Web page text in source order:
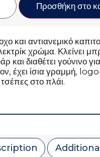
Προσθήκη στο
και αντιανεμικό
χρώμα. Κλείνει
και διαθέτει γούνινο
έχει ίσια γραμμή,
τσέπες στο πλάι.